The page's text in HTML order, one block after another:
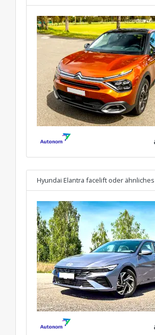
Hyundai Elantra facelift oder ähnliches